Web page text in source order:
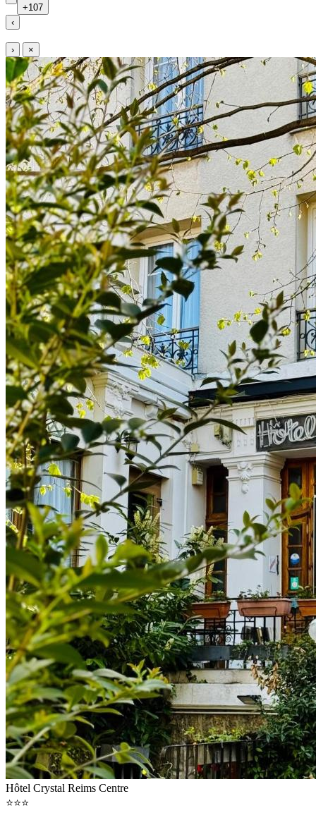
+107
‹
› ×
Hôtel Crystal Reims Centre
⭐⭐⭐